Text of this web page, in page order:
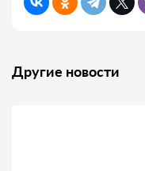
Другие новости